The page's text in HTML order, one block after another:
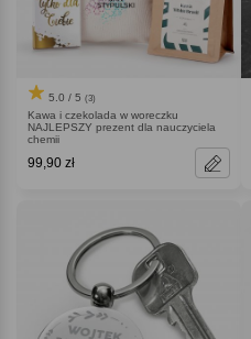
5.0 / 5 (3)
Kawa i czekolada w woreczku
NAJLEPSZY prezent dla nauczyciela
chemii
99,90 zł